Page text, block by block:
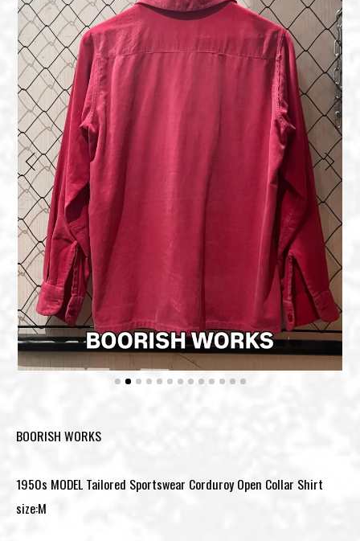
BOORISH WORKS⁡
1950s MODEL Tailored Sportswear Corduroy Open Collar Shirt
size:M⁡